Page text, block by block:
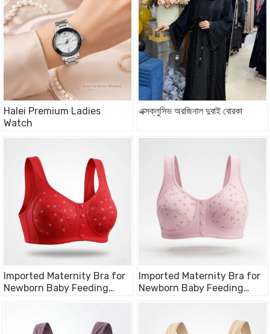
Halei Premium Ladies
Watch
এক্সক্লুসিভ অরজিনাল দুবাই বোরকা
Imported Maternity Bra for
Newborn Baby Feeding
Imported Maternity Bra for
Newborn Baby Feeding